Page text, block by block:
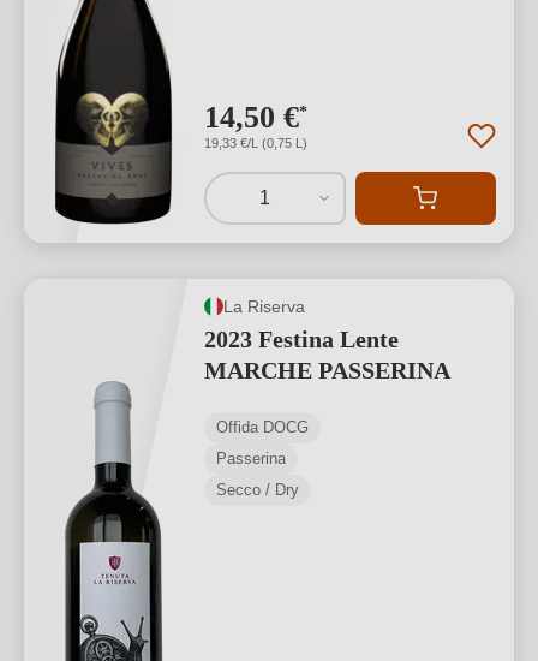
14,50 €*
19,33 €/L (0,75 L)
1
La Riserva
2023 Festina Lente
MARCHE PASSERINA
Offida DOCG
Passerina
Secco / Dry